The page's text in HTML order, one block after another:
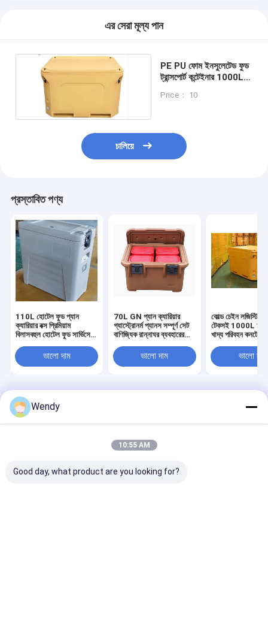
এর সেরা মূল্য পান
PE PU ফোম ইনসুলেটেড ফুড
ট্রান্সপোর্ট কন্টেইনার 1000L
Price： 10
চালিয়ে
প্রস্তাবিত পণ্য
110L হোটেল ফুড প্যান
ক্যারিয়ার বক্স প্রিমিয়াম
বিলাসবহুল হোটেল ফুড সার্ভিসের
পরিবহন সিস্টেমভালো দাম
70L GN প্যান ক্যারিয়ার
গ্যাস্ট্রোনর্ম প্যানস সম্পূর্ণ সেট
বাণিজ্যিক রান্নাঘর ব্যবহারের
সিস্টেম
ভালো দাম
কোল্ড চেইন
টেকসই 1000L
খাদ্য পরিবহন
ভালো দাম
বাড়ি
সাইট ম্যাপ
Privacy Policy
চীন কারখানা.Copyright © 2026 SHANGHAI
TOPGREEN INDUSTRIAL CO., LTD. All Rights Reserved.
Wendy
10:55 AM
Good day, what product are you looking for?